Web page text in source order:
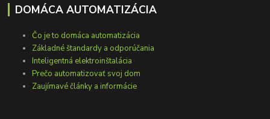
DOMÁCA AUTOMATIZÁCIA
Čo je to domáca automatizácia
Základné štandardy a odporúčania
Inteligentná elektroinštalácia
Prečo automatizovať svoj dom
Zaujímavé články a informácie